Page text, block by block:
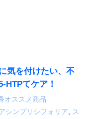
気を付けたい、不
HTPてケア！
オススメ商品
シンプリシフォリア
ス